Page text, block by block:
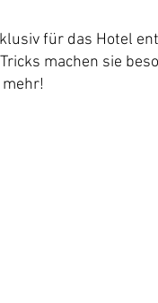
für das Hotel
machen sie